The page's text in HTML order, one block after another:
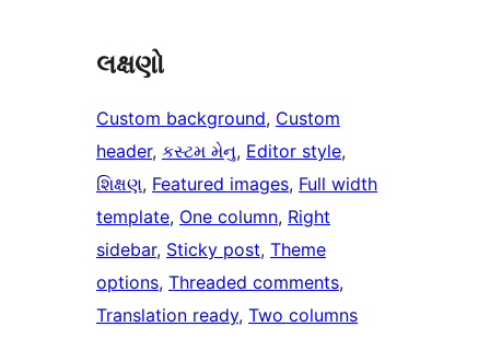
લક્ષણો
Custom background, Custom
header, કસ્ટમ મેનુ, Editor style
શિક્ષણ, Featured images, Full width
template, One column, Right
sidebar, Sticky post, Theme
options, Threaded comments
Translation ready, Two columns